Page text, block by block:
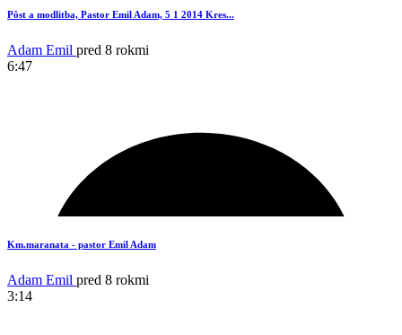
18
Pôst a modlitba, Pastor Emil Adam, 5 1 2014 Kres...
Adam Emil pred 8 rokmi
6:47
Km.maranata - pastor Emil Adam
Adam Emil pred 8 rokmi
3:14